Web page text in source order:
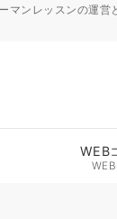
ンレッスンの運
WEB